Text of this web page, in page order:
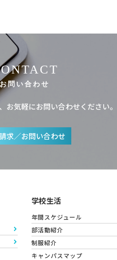
お問い合わせ
お気軽にお問い合わせください。
求／お問い合わせ
学校生活
年間スケジュール
部活動紹介
制服紹介
キャンパスマップ